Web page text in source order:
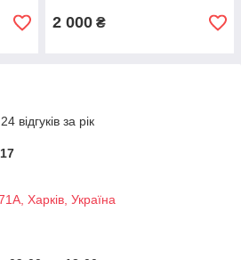
2 000 ₴
відгуків за рік
Харків, Україна